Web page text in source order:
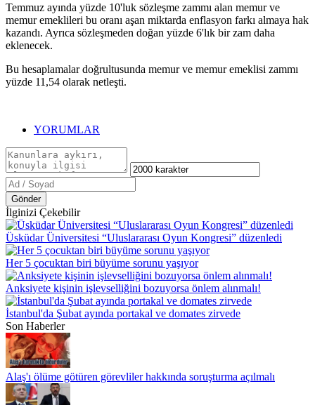
Temmuz ayında yüzde 10'luk sözleşme zammı alan memur ve
memur emeklileri bu oranı aşan miktarda enflasyon farkı almaya hak
kazandı. Ayrıca sözleşmeden doğan yüzde 6'lık bir zam daha
eklenecek.
Bu hesaplamalar doğrultusunda memur ve memur emeklisi zammı
yüzde 11,54 olarak netleşti.
YORUMLAR
Gönder
İlginizi Çekebilir
Üsküdar Üniversitesi “Uluslararası Oyun Kongresi” düzenledi
Her 5 çocuktan biri büyüme sorunu yaşıyor
Anksiyete kişinin işlevselliğini bozuyorsa önlem alınmalı!
İstanbul'da Şubat ayında portakal ve domates zirvede
Son Haberler
Alaş'ı ölüme götüren görevliler hakkında soruşturma açılmalı